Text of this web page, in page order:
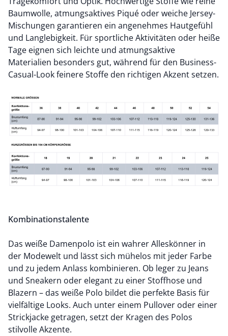
Baumwolle, atmungsaktives Piqué oder weiche Jersey-
Mischungen garantieren ein angenehmes Hautgefühl
und Langlebigkeit. Für sportliche Aktivitäten oder heiße
Tage eignen sich leichte und atmungsaktive
Materialien besonders gut, während für den Business-
Casual-Look feinere Stoffe den richtigen Akzent setzen.
Kombinationstalente
Das weiße Damenpolo ist ein wahrer Alleskönner in
der Modewelt und lässt sich mühelos mit jeder Farbe
und zu jedem Anlass kombinieren. Ob leger zu Jeans
und Sneakern oder elegant zu einer Stoffhose und
Blazern – das weiße Polo bildet die perfekte Basis für
vielfältige Looks. Auch unter einem Pullover oder einer
Strickjacke getragen, setzt der Kragen des Polos
stilvolle Akzente.